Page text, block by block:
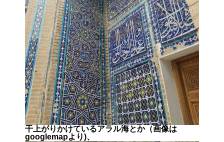
干上がりかけているアラル海とか（画像は
googlemapより)、